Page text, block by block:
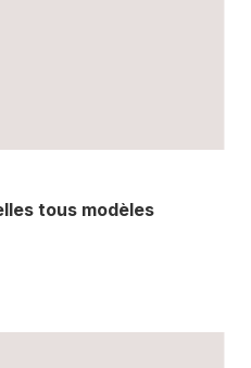
tous modèles